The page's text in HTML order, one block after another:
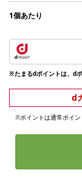
1個あたり
※たまるdポイントは、d
d
※ポイントは通常ポイ